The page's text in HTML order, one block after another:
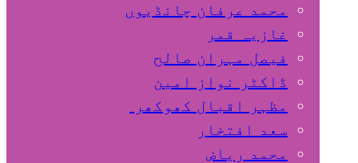
محمد عرفان چانڈیوں
غازیہ قمر
فیصل مہران صالح
ڈاکٹر نواز امین
مظہر اقبال کھوکھر
سعد افتخار
محمد ریاض